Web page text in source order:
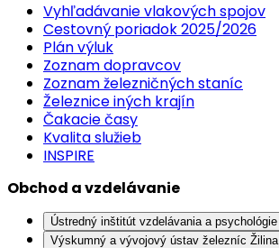
Vyhľadávanie vlakových spojov
Cestovný poriadok 2025/2026
Plán výluk
Zoznam dopravcov
Zoznam železničných staníc
Železnice iných krajín
Čakacie časy
Kvalita služieb
INSPIRE
Obchod a vzdelávanie
Ústredný inštitút vzdelávania a psychológie
Výskumný a vývojový ústav železníc Žilina